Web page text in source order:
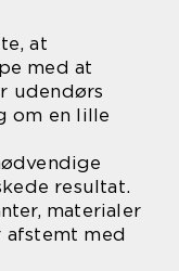
at
med at
udendørs
om en lille
resultat.
materialer
med